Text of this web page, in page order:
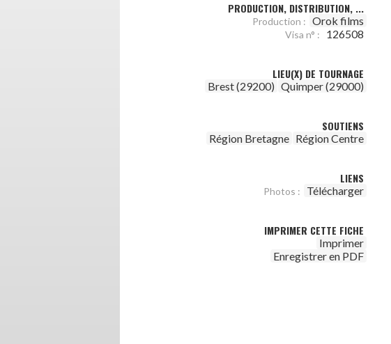
PRODUCTION, DISTRIBUTION, ...
Production : Orok films
Visa n° : 126508
LIEU(X) DE TOURNAGE
Brest (29200) Quimper (29000)
SOUTIENS
Région Bretagne Région Centre
LIENS
Photos : Télécharger
IMPRIMER CETTE FICHE
Imprimer
Enregistrer en PDF